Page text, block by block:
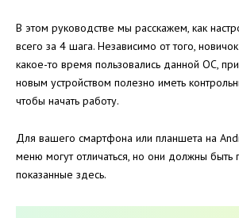
В этом руководстве мы расскажем, как
всего за 4 шага. Независимо от того,
какое-то время пользовались данной OC,
новым устройством полезно иметь
чтобы начать работу.
Для вашего смартфона или планшета на
меню могут отличаться, но они должны быть
показанные здесь.